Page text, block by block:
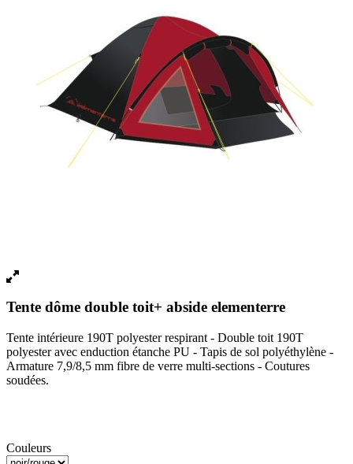
Tente dôme double toit+ abside elementerre
Tente intérieure 190T polyester respirant - Double toit 190T
polyester avec enduction étanche PU - Tapis de sol polyéthylène -
Armature 7,9/8,5 mm fibre de verre multi-sections - Coutures
soudées.
Couleurs